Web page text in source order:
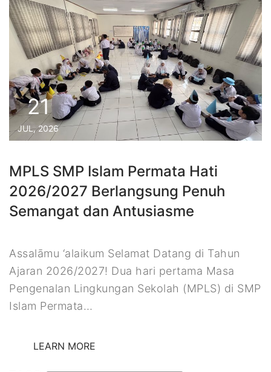
21
JUL, 2026
MPLS SMP Islam Permata Hati
2026/2027 Berlangsung Penuh
Semangat dan Antusiasme
Assalāmu ‘alaikum Selamat Datang di Tahun
Ajaran 2026/2027! Dua hari pertama Masa
Pengenalan Lingkungan Sekolah (MPLS) di SMP
Islam Permata…
LEARN MORE